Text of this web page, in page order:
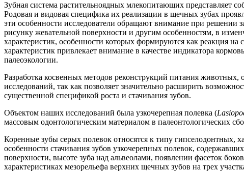
Зубная система растительноядных млекопитающих представляет
Родовая и видовая специфика их реализации в щечных зубах
эти особенности исследователи обращают внимание при решении
рисунку жевательной поверхности и другим особенностям, в
характеристик, особенности которых формируются как реакция
характеристик привлекает внимание в качестве индикатора
палеоэкологии.
Разработка косвенных методов реконструкций питания животных,
исследований, так как позволяет значительно расширить
существенной спецификой роста и стачивания зубов.
Объектом наших исследований была узкочерепная полевка (
массовым одонтологическим материалом в палеонтологических
Коренные зубы серых полевок относятся к типу гипселодонтных,
особенности стачивания зубов узкочерепных полевок,
поверхности, высоте зуба над альвеолами, появлении фасеток
характеристиках мезорельефа верхних щечных зубов на трех